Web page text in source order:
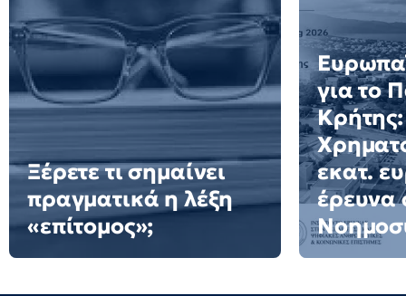
Ξέρετε τι σημαίνει
πραγματικά η λέξη
«επίτομος»;
για το
Κρήτης:
εκατ.
έρευνα